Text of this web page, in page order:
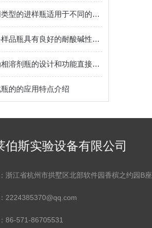
不同类型的进样瓶适用于不同的样品和实验环境
塑料样品瓶具有良好的耐酸碱性和耐腐蚀性
流动相溶剂瓶的设计和功能直接影响到实验的效率和结果的准确性
的的应用特点介绍
伯斯实验设备有限公司
浙江省杭州市拱墅区北部软件园香槟之约园B座
2224385370@qq.com
86-571-86705531